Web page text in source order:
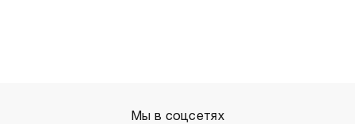
Мы в соцсетях